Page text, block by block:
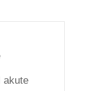
akute